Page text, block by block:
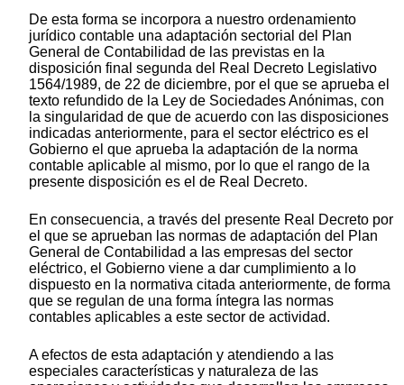
De esta forma se incorpora a nuestro ordenamiento
jurídico contable una adaptación sectorial del Plan
General de Contabilidad de las previstas en la
disposición final segunda del Real Decreto Legislativo
1564/1989, de 22 de diciembre, por el que se aprueba el
texto refundido de la Ley de Sociedades Anónimas, con
la singularidad de que de acuerdo con las disposiciones
indicadas anteriormente, para el sector eléctrico es el
Gobierno el que aprueba la adaptación de la norma
contable aplicable al mismo, por lo que el rango de la
presente disposición es el de Real Decreto.
En consecuencia, a través del presente Real Decreto por
el que se aprueban las normas de adaptación del Plan
General de Contabilidad a las empresas del sector
eléctrico, el Gobierno viene a dar cumplimiento a lo
dispuesto en la normativa citada anteriormente, de forma
que se regulan de una forma íntegra las normas
contables aplicables a este sector de actividad.
A efectos de esta adaptación y atendiendo a las
especiales características y naturaleza de las